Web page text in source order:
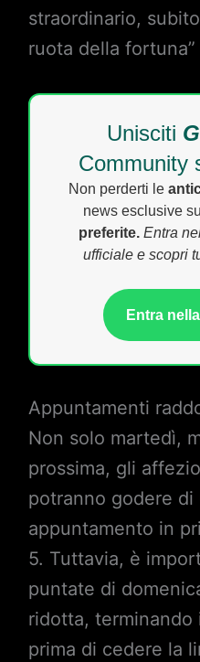
straordinario,
ruota della
Unisciti
Community
Non perderti le
news esclusive
preferite. Entra
ufficiale e scopri
Entra
Appuntamenti
Non solo martedì,
prossima, gli
potranno godere di
appuntamento in
5. Tuttavia, è
puntate di
ridotta,
prima di cedere la